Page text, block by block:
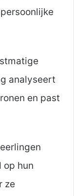
analyseert
en past
op hun
ze